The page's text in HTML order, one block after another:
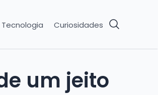
Tecnologia Curiosidades
um jeito